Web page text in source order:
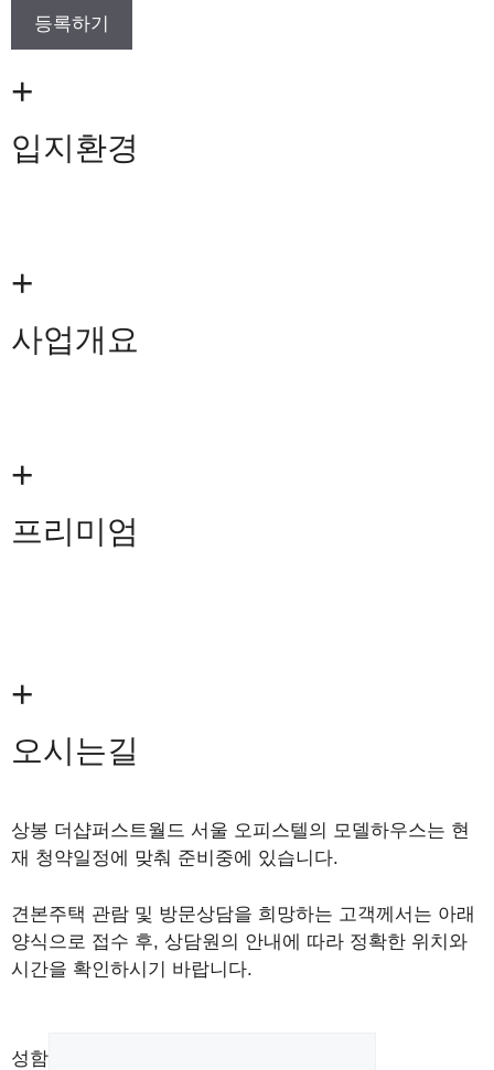
등록하기
+
입지환경
+
사업개요
+
프리미엄
+
오시는길
상봉 더샵퍼스트월드 서울 오피스텔의 모델하우스는 현
재 청약일정에 맞춰 준비중에 있습니다.
견본주택 관람 및 방문상담을 희망하는 고객께서는 아래
양식으로 접수 후, 상담원의 안내에 따라 정확한 위치와
시간을 확인하시기 바랍니다.
성함